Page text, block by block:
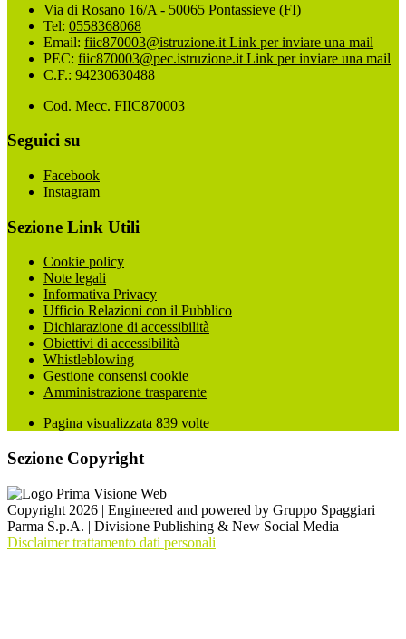
Via di Rosano 16/A - 50065 Pontassieve (FI)
Tel: 0558368068
Email: fiic870003@istruzione.it Link per inviare una mail
PEC: fiic870003@pec.istruzione.it Link per inviare una mail
C.F.: 94230630488
Cod. Mecc. FIIC870003
Seguici su
Facebook
Instagram
Sezione Link Utili
Cookie policy
Note legali
Informativa Privacy
Ufficio Relazioni con il Pubblico
Dichiarazione di accessibilità
Obiettivi di accessibilità
Whistleblowing
Gestione consensi cookie
Amministrazione trasparente
Pagina visualizzata 839 volte
Sezione Copyright
Copyright 2026 | Engineered and powered by Gruppo Spaggiari
Parma S.p.A. | Divisione Publishing & New Social Media
Disclaimer trattamento dati personali